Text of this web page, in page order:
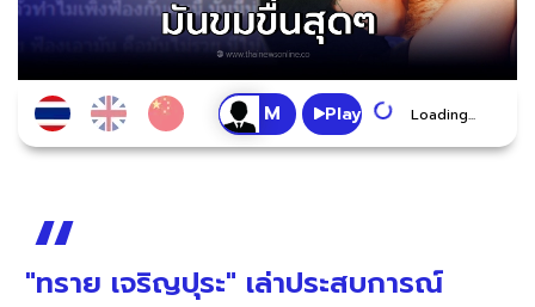
Play Loading...
"ทราย เจริญปุระ" เล่าประสบการณ์